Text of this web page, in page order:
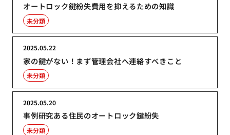
オートロック鍵紛失費用を抑えるための知識
未分類
家の鍵がない！まず管理会社へ連絡すべきこと
2025.05.22
未分類
事例研究ある住民のオートロック鍵紛失
2025.05.20
未分類